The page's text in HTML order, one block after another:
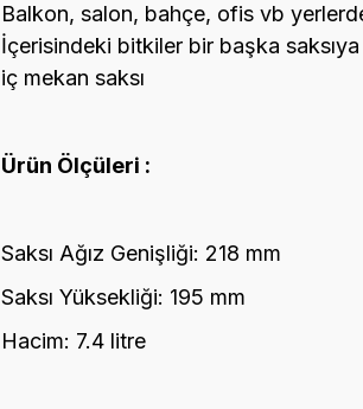
Balkon, salon, bahçe, ofis vb
İçerisindeki bitkiler bir başka saksıya
iç mekan saksı
Ürün Ölçüleri :
Saksı Ağız Genişliği: 218 mm
Saksı Yüksekliği: 195 mm
Hacim: 7.4 litre